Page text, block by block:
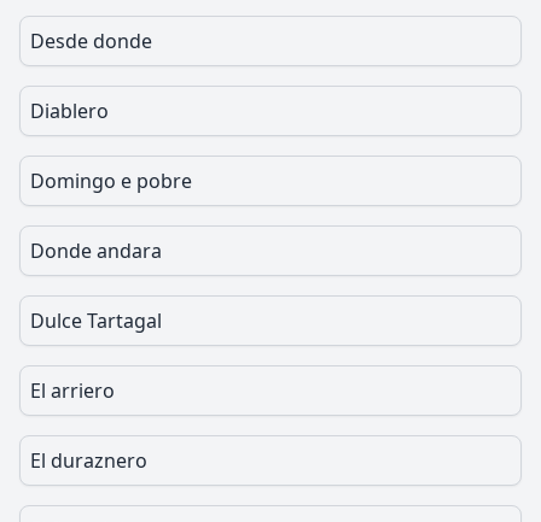
Desde donde
Diablero
Domingo e pobre
Donde andara
Dulce Tartagal
El arriero
El duraznero